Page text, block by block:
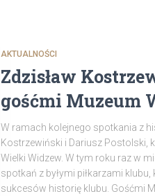
AKTUALNOŚCI
Zdzisław
gośćmi Muzeum
W ramach kolejnego spotkania z
Kostrzewiński i Dariusz Postolski,
Wielki Widzew. W tym roku raz w
spotkań z byłymi piłkarzami
sukcesów historię klubu. Gośćmi